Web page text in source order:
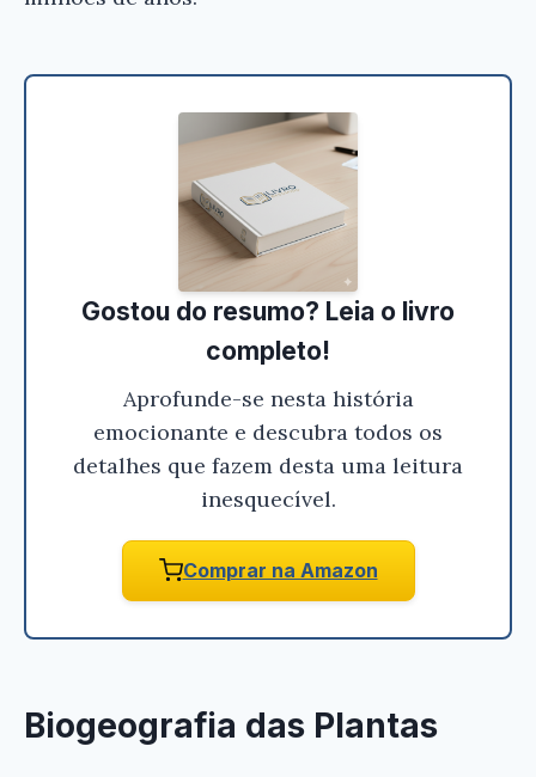
Gostou do resumo? Leia o livro
completo!
Aprofunde-se nesta história
emocionante e descubra todos os
detalhes que fazem desta uma leitura
inesquecível.
Comprar na Amazon
Biogeografia das Plantas
Gostou do resumo? Nós criamos resumos para
que você tenha certeza de que o livro é bom
antes de comprar.
Introdução ao Estudo da Botânica
Sistemática - Alarich R. Schultz
Conferir na Amazon